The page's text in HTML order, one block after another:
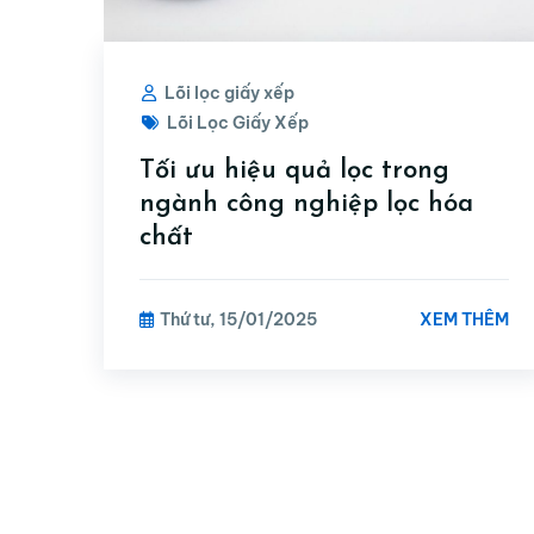
Lõi lọc giấy xếp
Lõi Lọc Giấy Xếp
Tối ưu hiệu quả lọc trong
ngành công nghiệp lọc hóa
chất
Thứ tư, 15/01/2025 XEM THÊM